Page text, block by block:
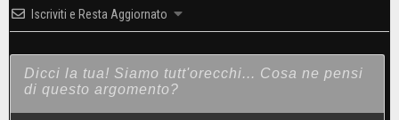
Iscriviti e Resta Aggiornato